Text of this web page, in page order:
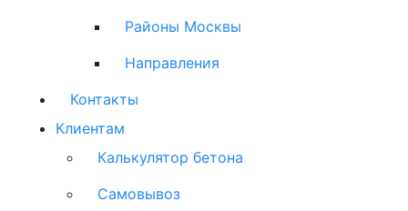
Районы Москвы
Направления
Контакты
Клиентам
Калькулятор бетона
Самовывоз